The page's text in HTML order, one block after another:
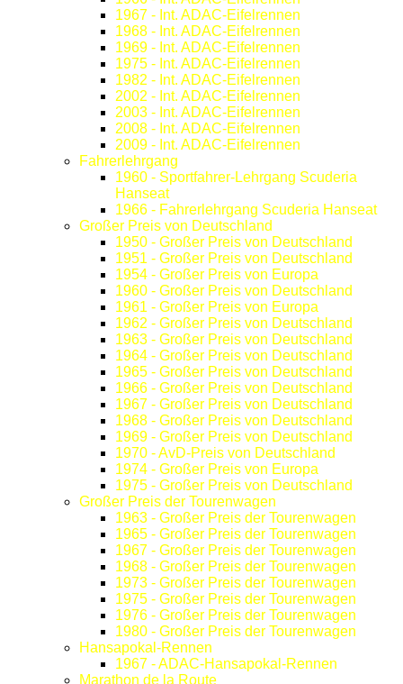
1967 - Int. ADAC-Eifelrennen
1968 - Int. ADAC-Eifelrennen
1969 - Int. ADAC-Eifelrennen
1975 - Int. ADAC-Eifelrennen
1982 - Int. ADAC-Eifelrennen
2002 - Int. ADAC-Eifelrennen
2003 - Int. ADAC-Eifelrennen
2008 - Int. ADAC-Eifelrennen
2009 - Int. ADAC-Eifelrennen
Fahrerlehrgang
1960 - Sportfahrer-Lehrgang Scuderia
Hanseat
1966 - Fahrerlehrgang Scuderia Hanseat
Großer Preis von Deutschland
1950 - Großer Preis von Deutschland
1951 - Großer Preis von Deutschland
1954 - Großer Preis von Europa
1960 - Großer Preis von Deutschland
1961 - Großer Preis von Europa
1962 - Großer Preis von Deutschland
1963 - Großer Preis von Deutschland
1964 - Großer Preis von Deutschland
1965 - Großer Preis von Deutschland
1966 - Großer Preis von Deutschland
1967 - Großer Preis von Deutschland
1968 - Großer Preis von Deutschland
1969 - Großer Preis von Deutschland
1970 - AvD-Preis von Deutschland
1974 - Großer Preis von Europa
1975 - Großer Preis von Deutschland
Großer Preis der Tourenwagen
1963 - Großer Preis der Tourenwagen
1965 - Großer Preis der Tourenwagen
1967 - Großer Preis der Tourenwagen
1968 - Großer Preis der Tourenwagen
1973 - Großer Preis der Tourenwagen
1975 - Großer Preis der Tourenwagen
1976 - Großer Preis der Tourenwagen
1980 - Großer Preis der Tourenwagen
Hansapokal-Rennen
1967 - ADAC-Hansapokal-Rennen
Marathon de la Route